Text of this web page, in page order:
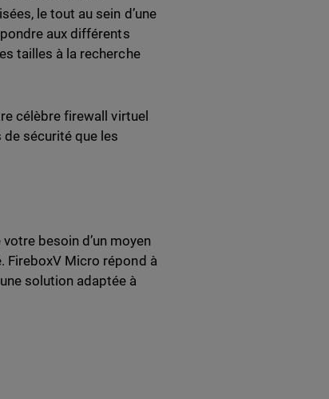
le tout au sein d’une
aux différents
tailles à la recherche
célèbre firewall virtuel
sécurité que les
besoin d’un moyen
FireboxV Micro répond à
solution adaptée à